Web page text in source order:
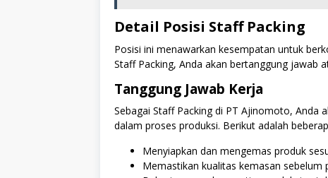
Detail Posisi Staff Packing
Posisi ini menawarkan kesempatan untuk
Staff Packing, Anda akan bertanggung jawab
Tanggung Jawab Kerja
Sebagai Staff Packing di PT Ajinomoto, Anda
dalam proses produksi. Berikut adalah
Menyiapkan dan mengemas produk
Memastikan kualitas kemasan sebelum